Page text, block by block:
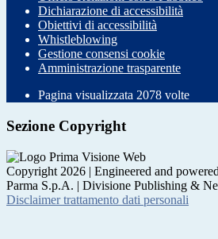
Dichiarazione di accessibilità
Obiettivi di accessibilità
Whistleblowing
Gestione consensi cookie
Amministrazione trasparente
Pagina visualizzata 2078 volte
Sezione Copyright
Copyright 2026 | Engineered and
Parma S.p.A. | Divisione Publishing &
Disclaimer trattamento dati personali